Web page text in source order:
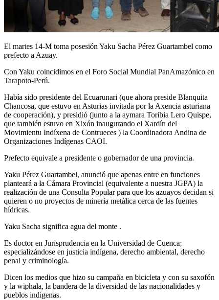
El martes 14-M toma posesión Yaku Sacha Pérez Guartambel como
prefecto a Azuay.
Con Yaku coincidimos en el Foro Social Mundial PanAmazónico en
Tarapoto-Perú.
Había sido presidente del Ecuarunari (que ahora preside Blanquita
Chancosa, que estuvo en Asturias invitada por la Axencia asturiana
de cooperación), y presidió (junto a la aymara Toribia Lero Quispe,
que también estuvo en Xixón inaugurando el Xardín del
Movimientu Indíxena de Contrueces ) la Coordinadora Andina de
Organizaciones Indígenas CAOI.
Prefecto equivale a presidente o gobernador de una provincia.
Yaku Pérez Guartambel, anunció que apenas entre en funciones
planteará a la Cámara Provincial (equivalente a nuestra JGPA) la
realización de una Consulta Popular para que los azuayos decidan si
quieren o no proyectos de minería metálica cerca de las fuentes
hídricas.
Yaku Sacha significa agua del monte .
Es doctor en Jurisprudencia en la Universidad de Cuenca;
especializándose en justicia indígena, derecho ambiental, derecho
penal y criminología.
Dicen los medios que hizo su campaña en bicicleta y con su saxofón
y la wiphala, la bandera de la diversidad de las nacionalidades y
pueblos indígenas.